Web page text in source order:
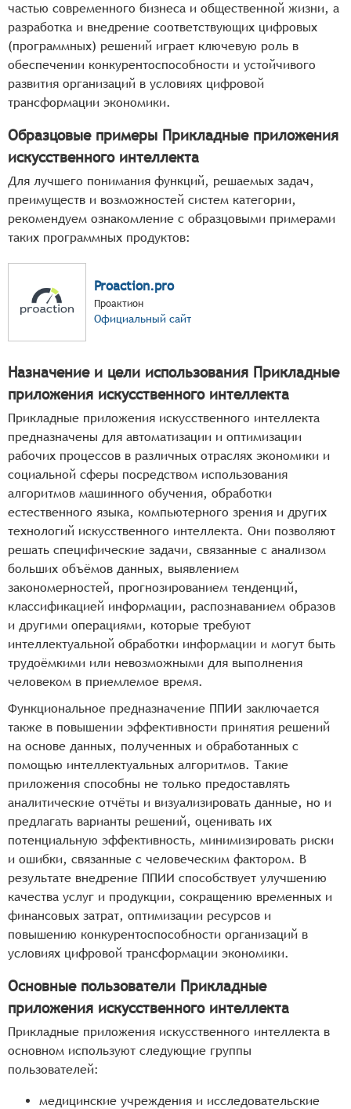
частью современного бизнеса и общественной жизни, а
разработка и внедрение соответствующих цифровых
(программных) решений играет ключевую роль в
обеспечении конкурентоспособности и устойчивого
развития организаций в условиях цифровой
трансформации экономики.
Образцовые примеры Прикладные приложения
искусственного интеллекта
Для лучшего понимания функций, решаемых задач,
преимуществ и возможностей систем категории,
рекомендуем ознакомление с образцовыми примерами
таких программных продуктов:
Proaction.pro
Проактион
Официальный сайт
Назначение и цели использования Прикладные
приложения искусственного интеллекта
Прикладные приложения искусственного интеллекта
предназначены для автоматизации и оптимизации
рабочих процессов в различных отраслях экономики и
социальной сферы посредством использования
алгоритмов машинного обучения, обработки
естественного языка, компьютерного зрения и других
технологий искусственного интеллекта. Они позволяют
решать специфические задачи, связанные с анализом
больших объёмов данных, выявлением
закономерностей, прогнозированием тенденций,
классификацией информации, распознаванием образов
и другими операциями, которые требуют
интеллектуальной обработки информации и могут быть
трудоёмкими или невозможными для выполнения
человеком в приемлемое время.
Функциональное предназначение ППИИ заключается
также в повышении эффективности принятия решений
на основе данных, полученных и обработанных с
помощью интеллектуальных алгоритмов. Такие
приложения способны не только предоставлять
аналитические отчёты и визуализировать данные, но и
предлагать варианты решений, оценивать их
потенциальную эффективность, минимизировать риски
и ошибки, связанные с человеческим фактором. В
результате внедрение ППИИ способствует улучшению
качества услуг и продукции, сокращению временных и
финансовых затрат, оптимизации ресурсов и
повышению конкурентоспособности организаций в
условиях цифровой трансформации экономики.
Основные пользователи Прикладные
приложения искусственного интеллекта
Прикладные приложения искусственного интеллекта в
основном используют следующие группы
пользователей:
медицинские учреждения и исследовательские